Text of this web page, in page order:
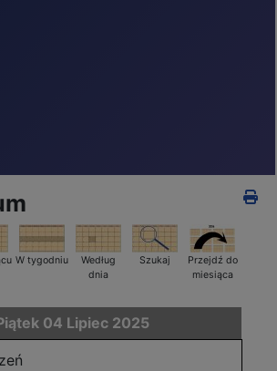
W tygodniu
Według
dnia
Szukaj
Przejdź do
miesiąca
04 Lipiec 2025